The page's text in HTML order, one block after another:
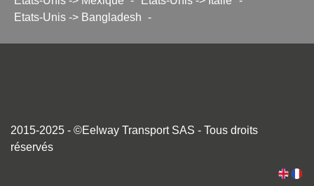
Etats-Unis -> Bangladesh
-
2015-2025 - ©Eelway Transport SAS - Tous droits
réservés